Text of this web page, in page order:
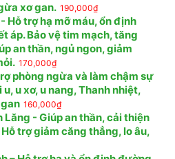
xơ gan. 190,000₫
Hỗ trợ hạ mỡ máu, ổn định
áp. Bảo vệ tim mạch, tăng
an thần, ngủ ngon, giảm
170,000₫
phòng ngừa và làm chậm sự
u xơ, u nang, Thanh nhiệt,
160,000₫
Lăng - Giúp an thần, cải thiện
trợ giảm căng thẳng, lo âu,